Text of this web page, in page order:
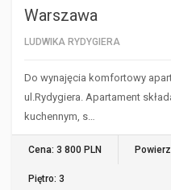
Warszawa
LUDWIKA RYDYGIERA
Do wynajęcia komfortowy
ul.Rydygiera. Apartament
kuchennym, s…
Cena: 3 800 PLN
Piętro: 3